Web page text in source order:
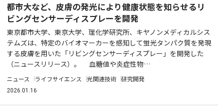
都市大など、皮膚の発光により健康状態を知らせるリ
ビングセンサーディスプレーを開発
東京都市大学、東京大学、理化学研究所、キヤノンメディカルシス
テムズは、特定のバイオマーカーを感知して蛍光タンパク質を発現
する皮膚を用いた「リビングセンサーディスプレー」を開発した
（ニュースリリース）。 血糖値や炎症性物…
ニュース ライフサイエンス 光関連技術 研究開発
2026.01.16